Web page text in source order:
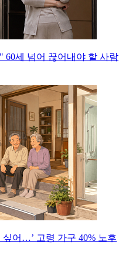
60세 넘어 끊어내야 할 사람
싶어…’ 고령 가구 40% 노후